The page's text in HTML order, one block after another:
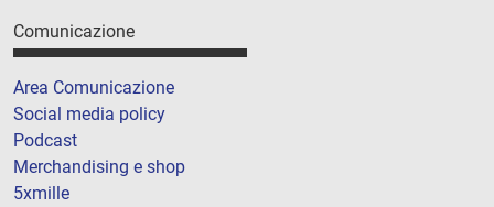
Comunicazione
Area Comunicazione
Social media policy
Podcast
Merchandising e shop
5xmille